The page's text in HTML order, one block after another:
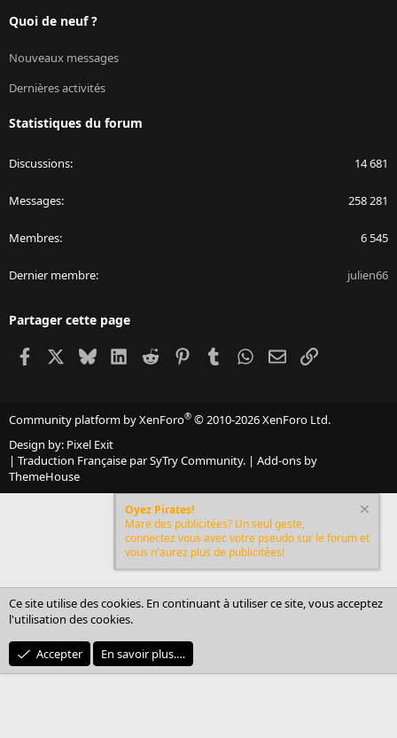
Quoi de neuf ?
Nouveaux messages
Dernières activités
Statistiques du forum
Discussions 14 681
Messages 258 281
Membres 6 545
Dernier membre julien66
Partager cette page
Facebook BlueskyLinkedIn
Reddit PinterestTumblr WhatsApp
EmailLien
Community platform by XenForo® © 2010-2026 XenForo Ltd.
Design by: Pixel Exit
| Traduction Française par SyTry Community. | Add-ons by
ThemeHouse
Oyez Pirates!
Mare des publicitées? Un seul geste,
connectez vous avec votre pseudo sur le forum et
vous n'aurez plus de publicitées!
Ce site utilise des cookies. En continuant à utiliser ce site, vous acceptez
l'utilisation des cookies.
Accepter En savoir plus.…